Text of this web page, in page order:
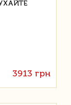
3913 грн